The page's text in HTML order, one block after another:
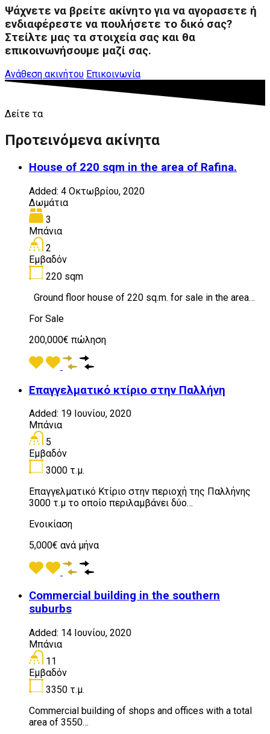
Ψάχνετε να βρείτε ακίνητο για να αγορασετε ή
ενδιαφέρεστε να πουλήσετε το δικό σας?
Στείλτε μας τα στοιχεία σας και θα
επικοινωνήσουμε μαζί σας.
Ανάθεση ακινήτου Επικοινωνία
Δείτε τα
Προτεινόμενα ακίνητα
House of 220 sqm in the area of Rafina.
Added: 4 Οκτωβρίου, 2020
Δωμάτια
3
Μπάνια
2
Εμβαδόν
220 sqm
Ground floor house of 220 sq.m. for sale in the area…
For Sale
200,000€ πώληση
Επαγγελματικό κτίριο στην Παλλήνη
Added: 19 Ιουνίου, 2020
Μπάνια
5
Εμβαδόν
3000 τ.μ.
Επαγγελματικό Κτίριο στην περιοχή της Παλλήνης
3000 τ.μ το οποίο περιλαμβάνει δύο…
Ενοικίαση
5,000€ ανά μήνα
Commercial building in the southern
suburbs
Added: 14 Ιουνίου, 2020
Μπάνια
11
Εμβαδόν
3350 τ.μ.
Commercial building of shops and offices with a total
area of ​​3550…